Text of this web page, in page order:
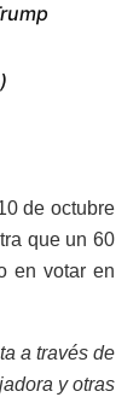
de octubre
que un 60
en votar en
a través de
y otras